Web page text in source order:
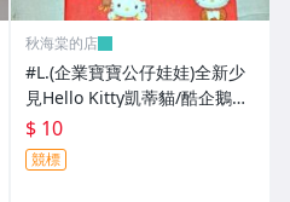
秋海棠的店
#L.(企業寶寶公仔娃娃)全新少
見Hello Kitty凱蒂貓/酷企鵝造
型紅包袋5個一套誠泰銀行所
贈!
$ 10
競標